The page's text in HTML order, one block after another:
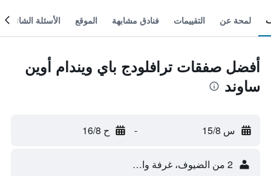
لمحة عن التقييمات فنادق مشابهة الموقع الأسئلة الشائعة
أفضل صفقات ترافلودج باي ويندام أوين
ساوند
س 15/8 - ح 16/8
2 من الضيوف، غرفة واحدة